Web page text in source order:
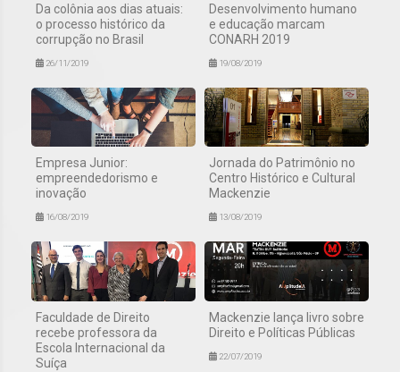
Da colônia aos dias atuais:
o processo histórico da
corrupção no Brasil
26/11/2019
Desenvolvimento humano
e educação marcam
CONARH 2019
19/08/2019
Empresa Junior:
empreendedorismo e
inovação
16/08/2019
Jornada do Patrimônio no
Centro Histórico e Cultural
Mackenzie
13/08/2019
Faculdade de Direito
recebe professora da
Escola Internacional da
Suíça
Mackenzie lança livro sobre
Direito e Políticas Públicas
22/07/2019